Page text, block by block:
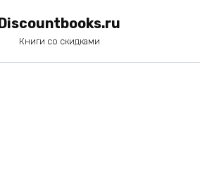
Discountbooks.ru
Книги со скидками